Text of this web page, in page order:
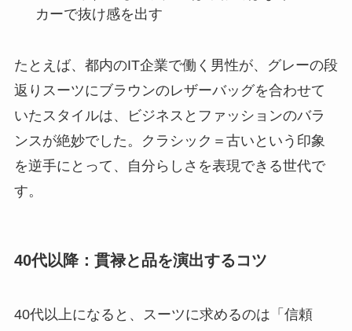
カーで抜け感を出す
たとえば、都内のIT企業で働く男性が、グレーの段
返りスーツにブラウンのレザーバッグを合わせて
いたスタイルは、ビジネスとファッションのバラ
ンスが絶妙でした。クラシック＝古いという印象
を逆手にとって、自分らしさを表現できる世代で
す。
40代以降：貫禄と品を演出するコツ
40代以上になると、スーツに求めるのは「信頼